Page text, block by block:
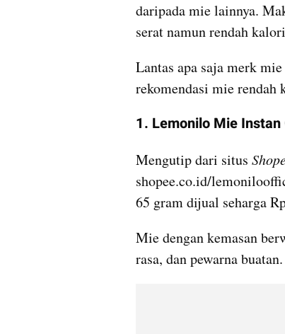
daripada mie lainnya.
serat namun rendah
Lantas apa saja merk
rekomendasi mie rendah
1. Lemonilo Mie
Mengutip dari situs
shopee.co.id/
65 gram dijual seharga
Mie dengan kemasan
rasa, dan pewarna buatan.